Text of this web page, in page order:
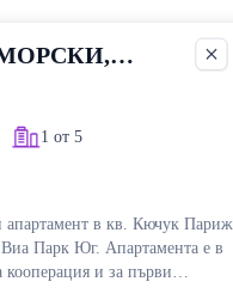
1 от 5
апартамент в кв. Кючук Париж,
Парк Юг. Апартамента е в
и за първи
висок етаж, над магазини